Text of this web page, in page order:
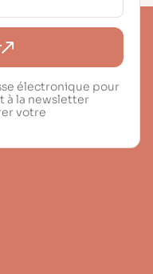
électronique pour
à la newsletter
votre